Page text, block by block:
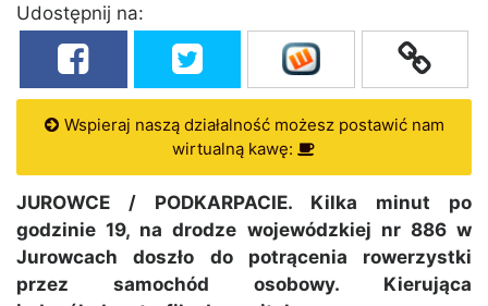
Udostępnij na:
Wspieraj naszą działalność możesz postawić nam
wirtualną kawę:
JUROWCE / PODKARPACIE. Kilka minut po
godzinie 19, na drodze wojewódzkiej nr 886 w
Jurowcach doszło do potrącenia rowerzystki
przez samochód osobowy. Kierująca